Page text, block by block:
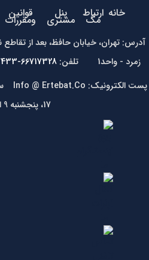
خانه ارتباط
مگ پنل
مشتری قوانین
ومقررات
زمرد - واحد1 تلفن:
66717328-66727433
17، پنجشنبه 9 الی 13